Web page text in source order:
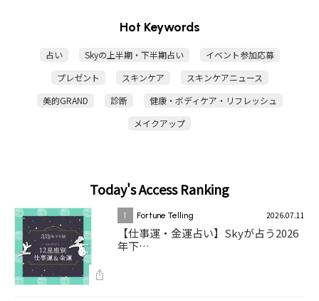
Hot Keywords
占い Skyの上半期・下半期占い
イベント参加応募
プレゼント
スキンケア
スキンケアニュース
美的GRAND
診断
健康・ボディケア・リフレッシュ
メイクアップ
Today's Access Ranking
1 Fortune Telling 2026.07.11
【仕事運・金運占い】Skyが占う2026
年下…